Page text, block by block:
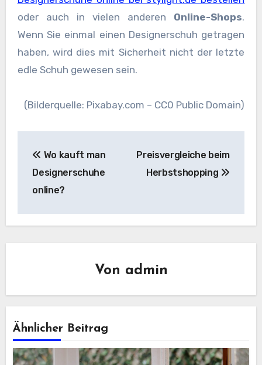
oder auch in vielen anderen Online-Shops.
Wenn Sie einmal einen Designerschuh getragen
haben, wird dies mit Sicherheit nicht der letzte
edle Schuh gewesen sein.
(Bilderquelle: Pixabay.com – CC0 Public Domain)
Wo kauft man
Designerschuhe
online?
Preisvergleiche beim
Herbstshopping
Von admin
Ähnlicher Beitrag